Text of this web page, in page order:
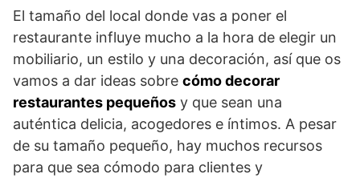
El tamaño del local donde vas a poner el
restaurante influye mucho a la hora de elegir un
mobiliario, un estilo y una decoración, así que os
vamos a dar ideas sobre cómo decorar
restaurantes pequeños y que sean una
auténtica delicia, acogedores e íntimos. A pesar
de su tamaño pequeño, hay muchos recursos
para que sea cómodo para clientes y